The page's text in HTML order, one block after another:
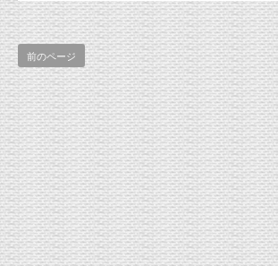
前のページ